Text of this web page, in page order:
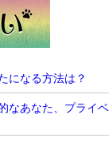
になる方法は？
なあなた、プライベ